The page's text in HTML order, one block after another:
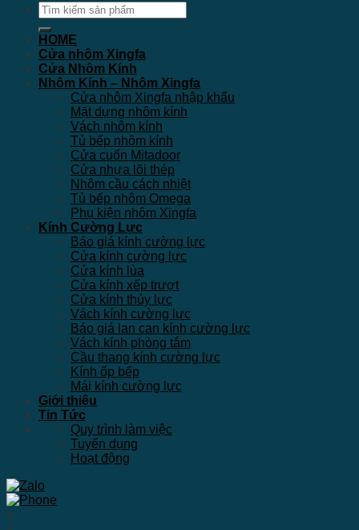
Tìm
kiếm:
HOME
Cửa nhôm Xingfa
Cửa Nhôm Kính
Nhôm Kính – Nhôm Xingfa
Cửa nhôm Xingfa nhập khẩu
Mặt dựng nhôm kính
Vách nhôm kính
Tủ bếp nhôm kính
Cửa cuốn Mitadoor
Cửa nhựa lõi thép
Nhôm cầu cách nhiệt
Tủ bếp nhôm Omega
Phụ kiện nhôm Xingfa
Kính Cường Lực
Báo giá kính cường lực
Cửa kính cường lực
Cửa kính lùa
Cửa kính xếp trượt
Cửa kính thủy lực
Vách kính cường lực
Báo giá lan can kính cường lực
Vách kính phòng tắm
Cầu thang kính cường lực
Kính ốp bếp
Mái kính cường lực
Giới thiệu
Tin Tức
Quy trình làm việc
Tuyển dụng
Hoạt động
x